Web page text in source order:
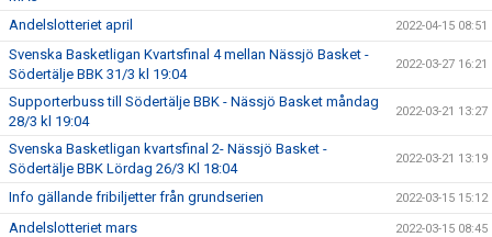
Andelslotteriet april 2022-04-15 08:51
Svenska Basketligan Kvartsfinal 4 mellan Nässjö Basket -
Södertälje BBK 31/3 kl 19:04
2022-03-27 16:21
Supporterbuss till Södertälje BBK - Nässjö Basket måndag
28/3 kl 19:04
2022-03-21 13:27
Svenska Basketligan kvartsfinal 2- Nässjö Basket -
Södertälje BBK Lördag 26/3 Kl 18:04
2022-03-21 13:19
Info gällande fribiljetter från grundserien 2022-03-15 15:12
Andelslotteriet mars 2022-03-15 08:45